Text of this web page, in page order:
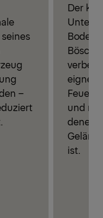
–
Der
eignet
und
denen
ist.